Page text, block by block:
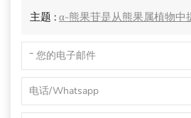
主题 : α-熊果苷是从熊果属植物中